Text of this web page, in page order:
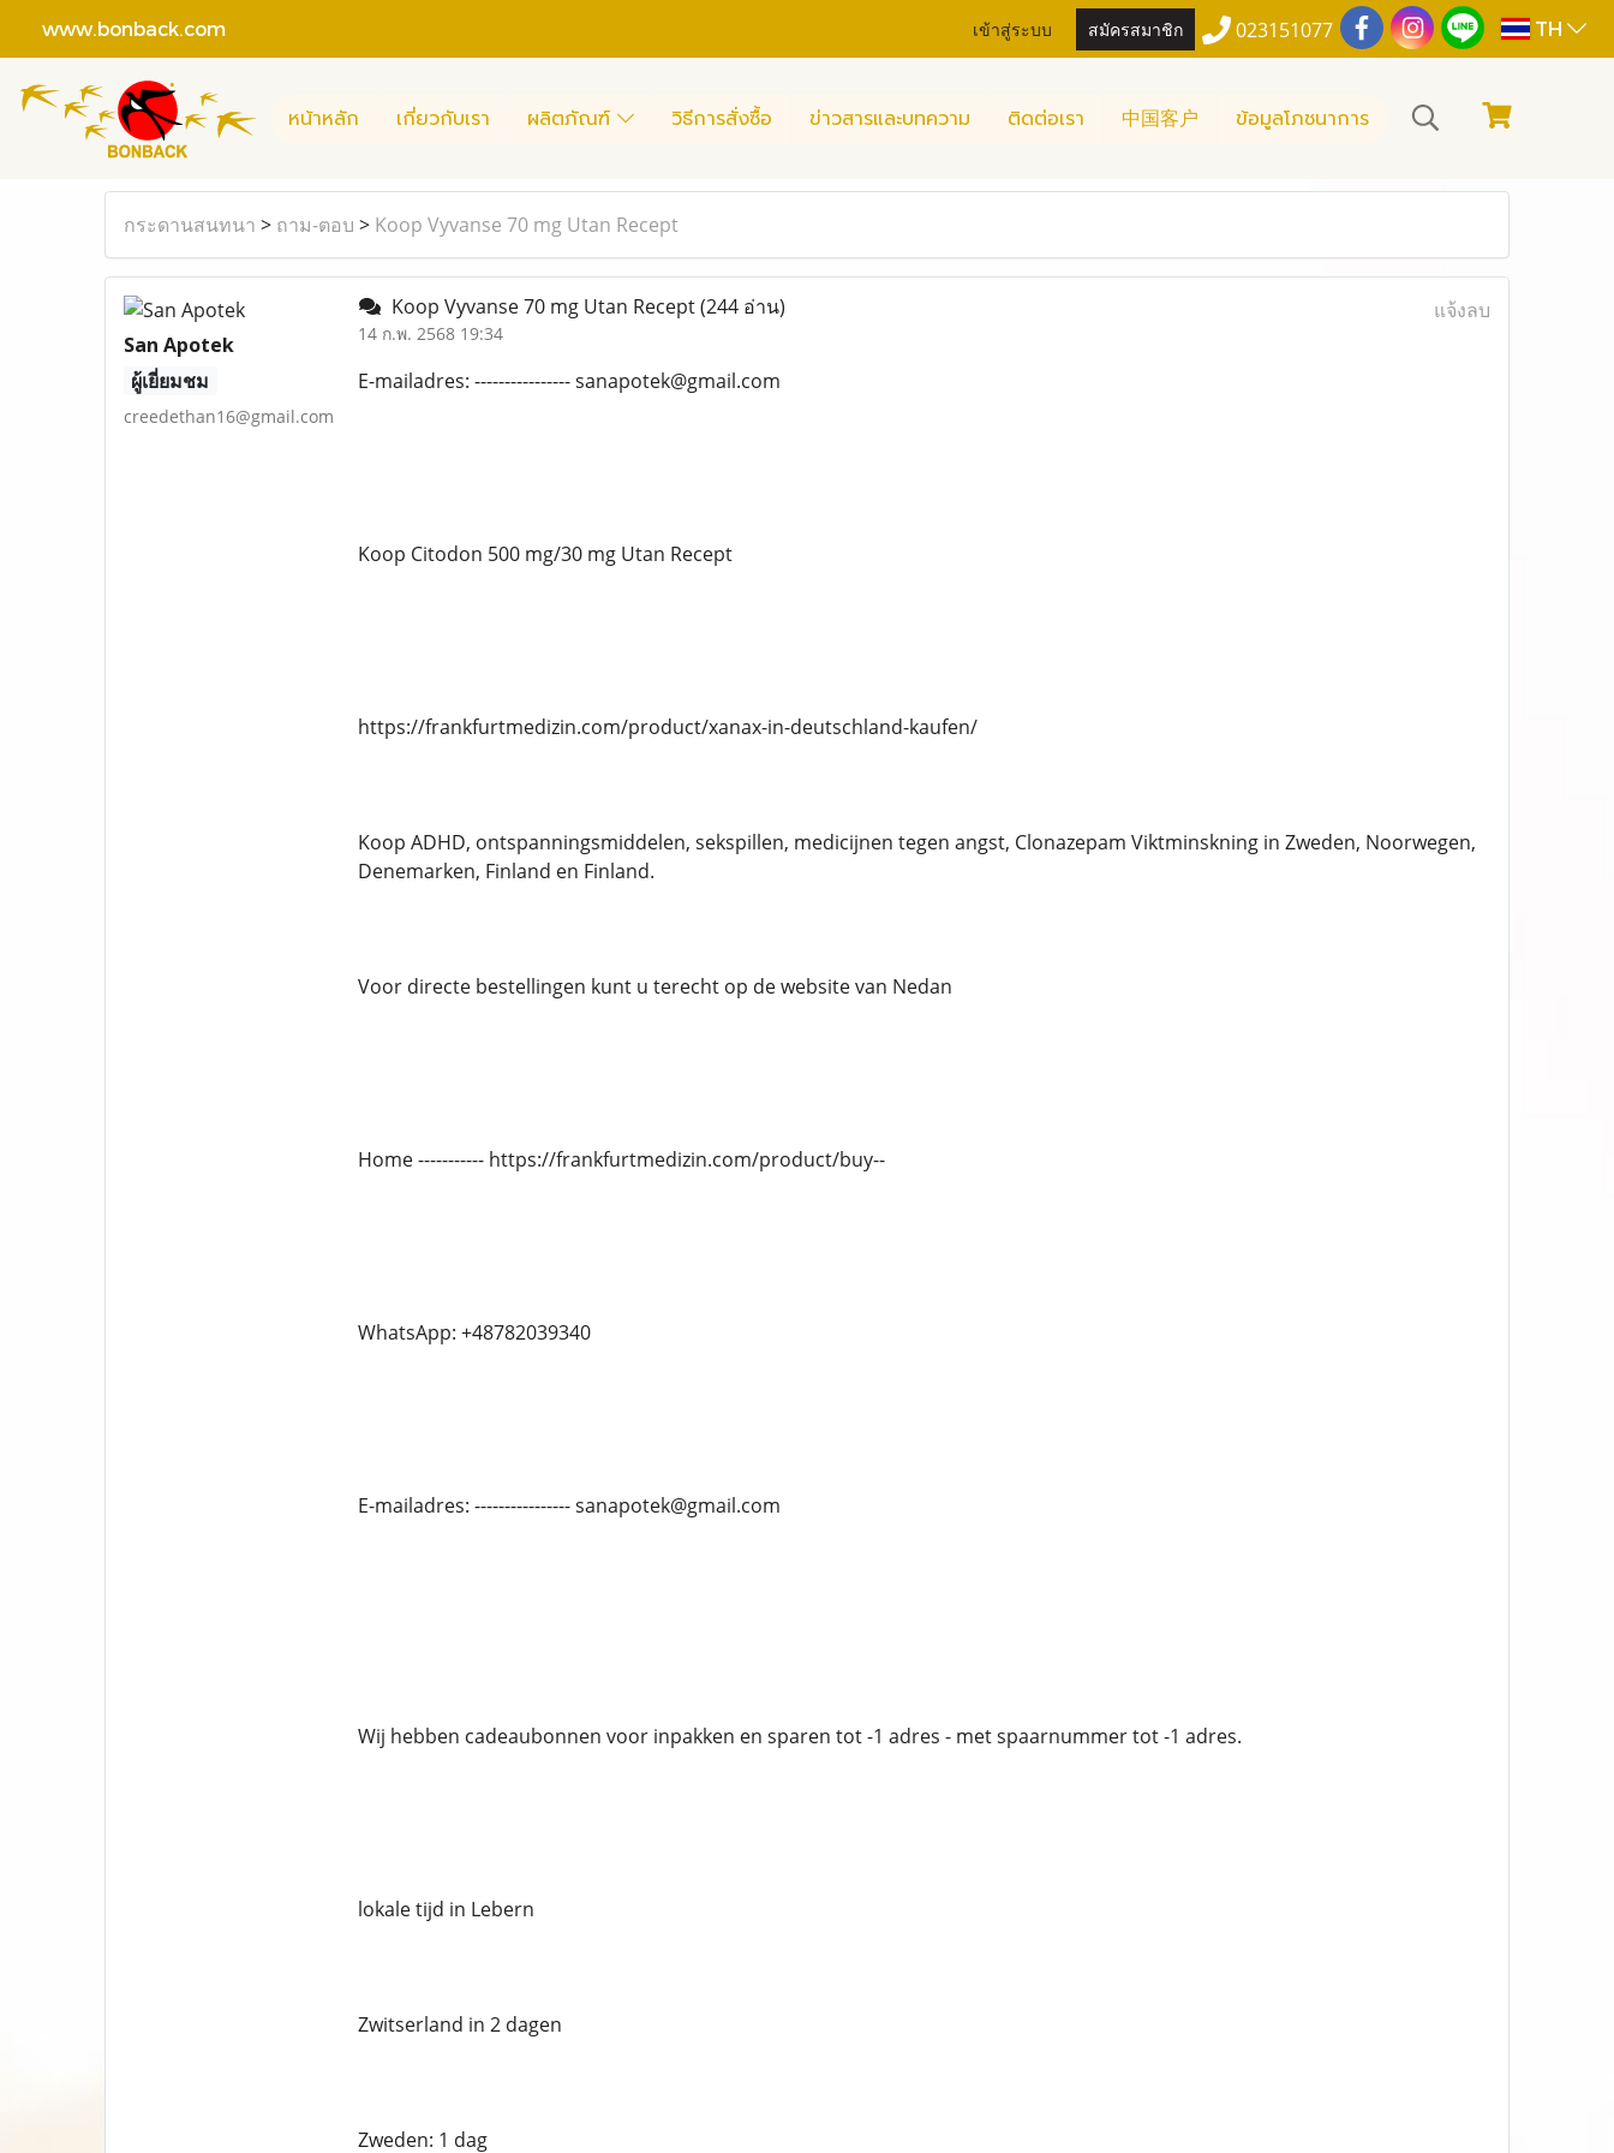
www.bonback.com เข้าสู่ระบบ สมัครสมาชิก 023151077 TH
หน้าหลัก เกี่ยวกับเรา ผลิตภัณฑ์ วิธีการสั่งซื้อ ข่าวสารและบทความ ติดต่อเรา 中国客户 ข้อมูลโภชนาการ
กระดานสนทนา > ถาม-ตอบ > Koop Vyvanse 70 mg Utan Recept
San Apotek
ผู้เยี่ยมชม
creedethan16@gmail.com
Koop Vyvanse 70 mg Utan Recept(244 อ่าน)
14 ก.พ. 2568 19:34
แจ้งลบ
E-mailadres: ---------------- sanapotek@gmail.com
Koop Citodon 500 mg/30 mg Utan Recept
https://frankfurtmedizin.com/product/xanax-in-deutschland-kaufen/
Koop ADHD, ontspanningsmiddelen, sekspillen, medicijnen tegen angst, Clonazepam Viktminskning in Zweden, Noorwegen,
Denemarken, Finland en Finland.
Voor directe bestellingen kunt u terecht op de website van Nedan
Home ----------- https://frankfurtmedizin.com/product/buy--
WhatsApp: +48782039340
E-mailadres: ---------------- sanapotek@gmail.com
Wij hebben cadeaubonnen voor inpakken en sparen tot -1 adres - met spaarnummer tot -1 adres.
lokale tijd in Lebern
Zwitserland in 2 dagen
Zweden: 1 dag